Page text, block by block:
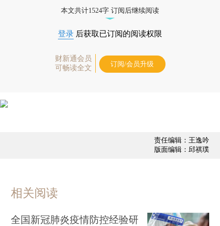
本文共计1524字 订阅后继续阅读
登录 后获取已订阅的阅读权限
财新通会员
可畅读全文
订阅/会员升级
责任编辑：王逸吟
版面编辑：邱祺璞
相关阅读
全国新冠肺炎疫情防控经验研